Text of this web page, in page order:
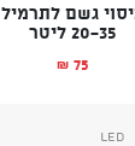
גשם לתרמיל
20-35 ליטר
₪ 75
Led